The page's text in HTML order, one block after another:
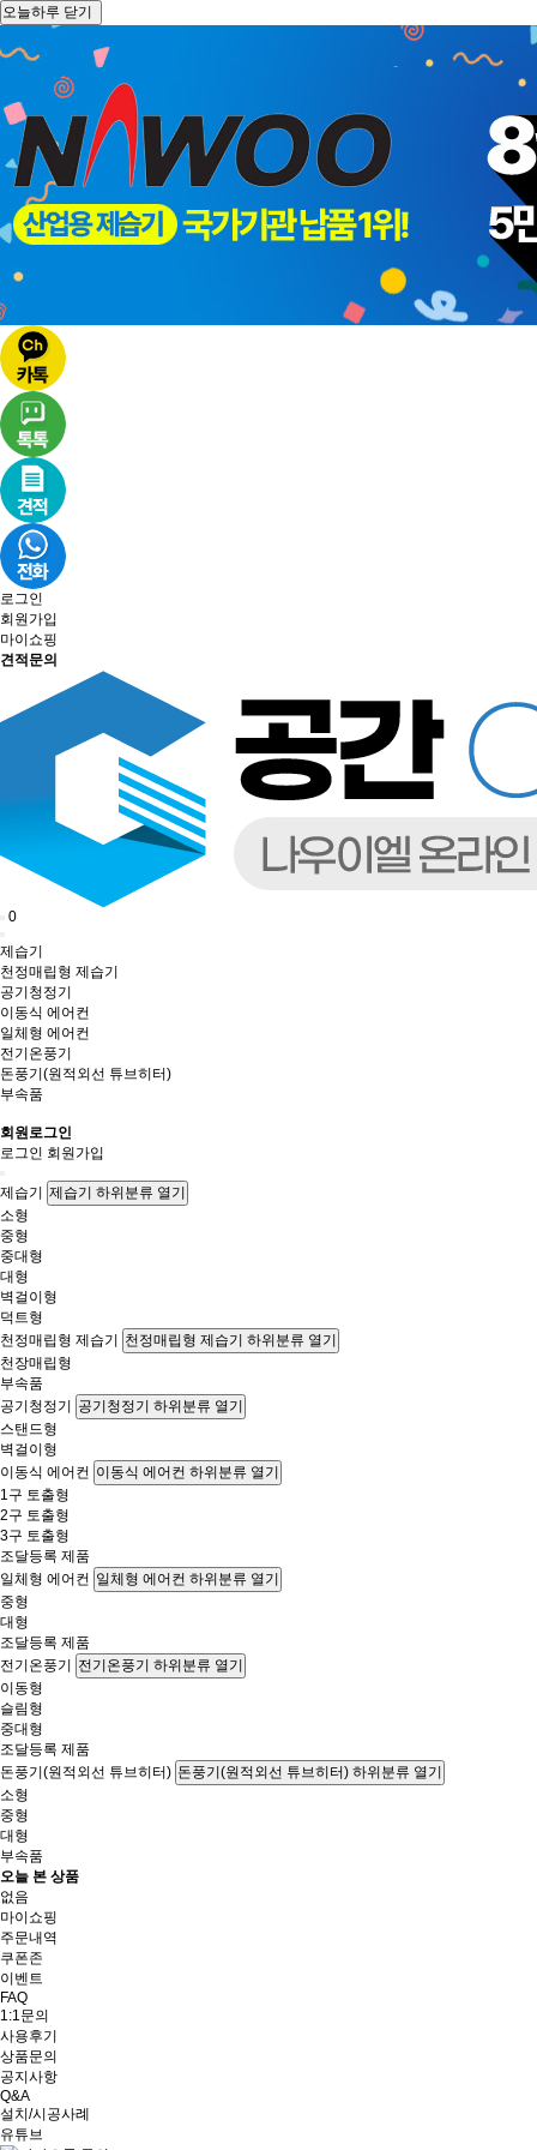
오늘하루 닫기
로그인
회원가입
마이쇼핑
견적문의
0
제습기
천정매립형 제습기
공기청정기
이동식 에어컨
일체형 에어컨
전기온풍기
돈풍기(원적외선 튜브히터)
부속품
회원로그인
로그인 회원가입
제습기 제습기 하위분류 열기
소형
중형
중대형
대형
벽걸이형
덕트형
천정매립형 제습기 천정매립형 제습기 하위분류 열기
천장매립형
부속품
공기청정기 공기청정기 하위분류 열기
스탠드형
벽걸이형
이동식 에어컨 이동식 에어컨 하위분류 열기
1구 토출형
2구 토출형
3구 토출형
조달등록 제품
일체형 에어컨 일체형 에어컨 하위분류 열기
중형
대형
조달등록 제품
전기온풍기 전기온풍기 하위분류 열기
이동형
슬림형
중대형
조달등록 제품
돈풍기(원적외선 튜브히터) 돈풍기(원적외선 튜브히터) 하위분류 열기
소형
중형
대형
부속품
오늘 본 상품
없음
마이쇼핑
주문내역
쿠폰존
이벤트
FAQ
1:1문의
사용후기
상품문의
공지사항
Q&A
설치/시공사례
유튜브